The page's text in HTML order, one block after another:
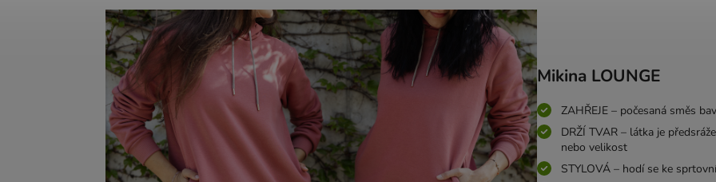
Mikina LOUNGE
ZAHŘEJE – počesaná směs
DRŽÍ TVAR – látka je
nebo velikost
STYLOVÁ – hodí se ke